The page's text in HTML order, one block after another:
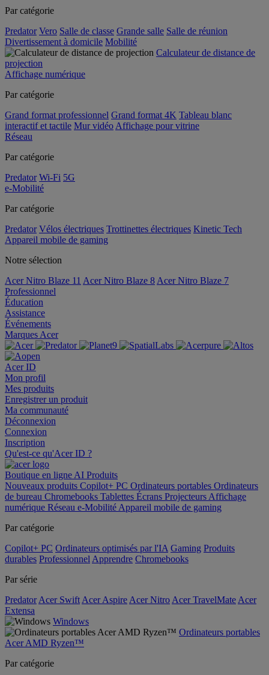
Par catégorie
Predator Vero Salle de classe Grande salle Salle de réunion
Divertissement à domicile Mobilité
Calculateur de distance de
projection
Affichage numérique
Par catégorie
Grand format professionnel Grand format 4K Tableau blanc
interactif et tactile Mur vidéo Affichage pour vitrine
Réseau
Par catégorie
Predator Wi-Fi 5G
e-Mobilité
Par catégorie
Predator Vélos électriques Trottinettes électriques Kinetic Tech
Appareil mobile de gaming
Notre sélection
Acer Nitro Blaze 11 Acer Nitro Blaze 8 Acer Nitro Blaze 7
Professionnel
Éducation
Assistance
Événements
Marques Acer
Acer ID
Mon profil
Mes produits
Enregistrer un produit
Ma communauté
Déconnexion
Connexion
Inscription
Qu'est-ce qu'Acer ID ?
Boutique en ligne AI Produits
Nouveaux produits Copilot+ PC Ordinateurs portables Ordinateurs
de bureau Chromebooks Tablettes Écrans Projecteurs Affichage
numérique Réseau e-Mobilité Appareil mobile de gaming
Par catégorie
Copilot+ PC Ordinateurs optimisés par l'IA Gaming Produits
durables Professionnel Apprendre Chromebooks
Par série
Predator Acer Swift Acer Aspire Acer Nitro Acer TravelMate Acer
Extensa
Windows
Ordinateurs portables
Acer AMD Ryzen™
Par catégorie